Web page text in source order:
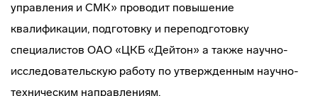
управления и СМК» проводит повышение
квалификации, подготовку и переподготовку
специалистов ОАО «ЦКБ «Дейтон» а также научно-
исследовательскую работу по утвержденным научно-
техническим направлениям.